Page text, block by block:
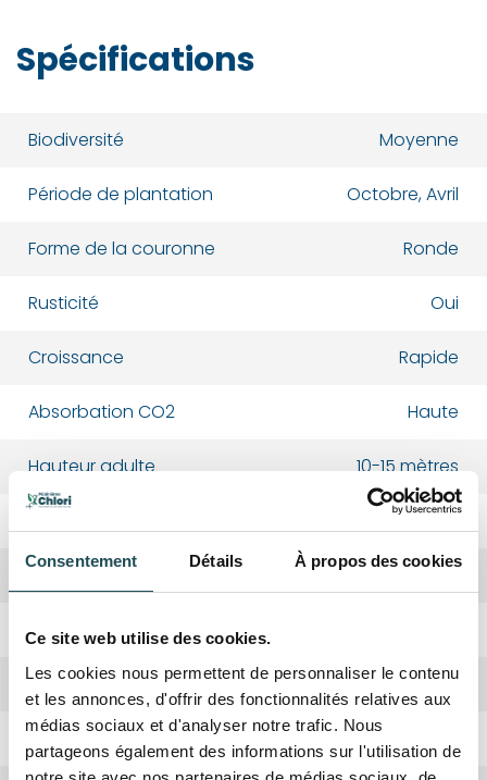
Consentement Détails À propos des cookies
Ce site web utilise des cookies.
Les cookies nous permettent de personnaliser le contenu
et les annonces, d'offrir des fonctionnalités relatives aux
médias sociaux et d'analyser notre trafic. Nous
partageons également des informations sur l'utilisation de
Spécifications
Biodiversité Moyenne
Période de plantation Octobre, Avril
Forme de la couronne Ronde
Rusticité Oui
Croissance Rapide
Absorbation CO2 Haute
Hauteur adulte 10-15 mètres
Été-Automne
Arbre nourricier Papillons
Fruits
Couleur de fleur Chatons jaune-vert
Floraison